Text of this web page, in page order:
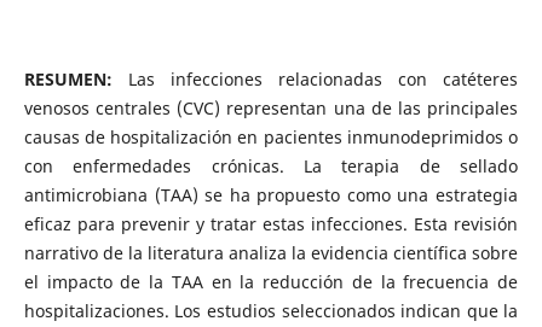
RESUMEN: Las infecciones relacionadas con catéteres
venosos centrales (CVC) representan una de las principales
causas de hospitalización en pacientes inmunodeprimidos o
con enfermedades crónicas. La terapia de sellado
antimicrobiana (TAA) se ha propuesto como una estrategia
eficaz para prevenir y tratar estas infecciones. Esta revisión
narrativo de la literatura analiza la evidencia científica sobre
el impacto de la TAA en la reducción de la frecuencia de
hospitalizaciones. Los estudios seleccionados indican que la